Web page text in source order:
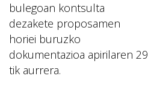
bulegoan kontsulta
dezakete proposamen
horiei buruzko
dokumentazioa apirilaren 29
tik aurrera.